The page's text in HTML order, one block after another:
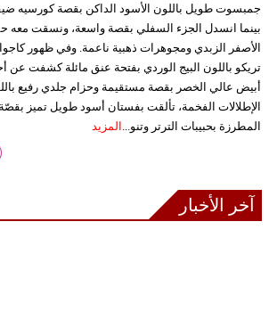
جمبسوت طويل باللون الأسود الداكن بقصة كورسيه
بينما انسدل الجزء السفلي بقصة واسعة، ونسقت معه
الأصفر الزبدي ومجوهرات ذهبية ناعمة. وفي ظهور
تريكو باللون البيج الوردي بفتحة عنق مائلة كشفت عن
أبيض عالي الخصر بقصة مستقيمة وحزام جلدي رفيع
الإطلالات الفخمة، تألقت بفستان أسود طويل تميز بقصّة
المطرزة بحبيبات الترتر وتنو... المزيد
آخر الأخبار